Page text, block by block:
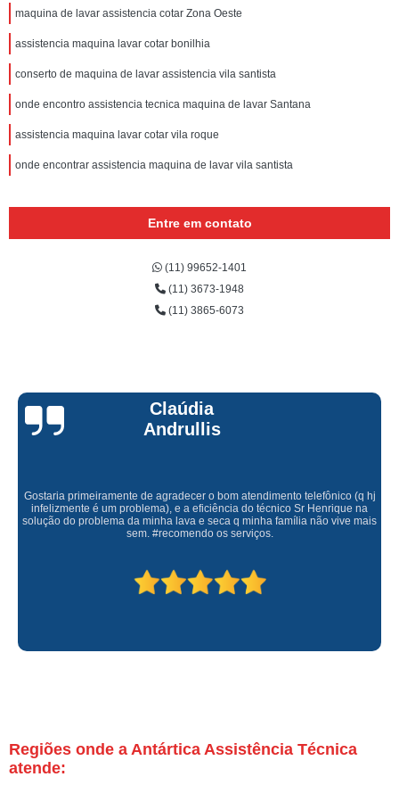
maquina de lavar assistencia cotar Zona Oeste
assistencia maquina lavar cotar bonilhia
conserto de maquina de lavar assistencia vila santista
onde encontro assistencia tecnica maquina de lavar Santana
assistencia maquina lavar cotar vila roque
onde encontrar assistencia maquina de lavar vila santista
Entre em contato
(11) 99652-1401
(11) 3673-1948
(11) 3865-6073
Claúdia
Andrullis
Gostaria primeiramente de agradecer o bom atendimento telefônico (q hj
infelizmente é um problema), e a eficiência do técnico Sr Henrique na
solução do problema da minha lava e seca q minha família não vive mais
sem. #recomendo os serviços.
Regiões onde a Antártica Assistência Técnica
atende: